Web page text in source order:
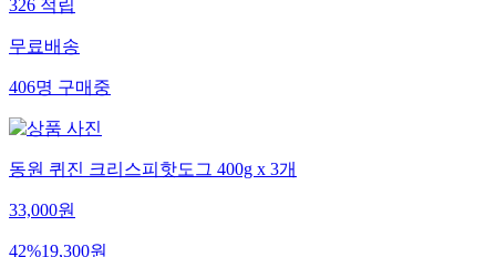
326적립
무료배송
406명구매중
동원 퀴진 크리스피핫도그 400g x 3개
33,000원